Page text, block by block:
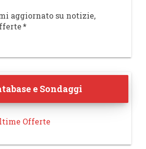
aggiornato su notizie,
*
e Sondaggi
Offerte